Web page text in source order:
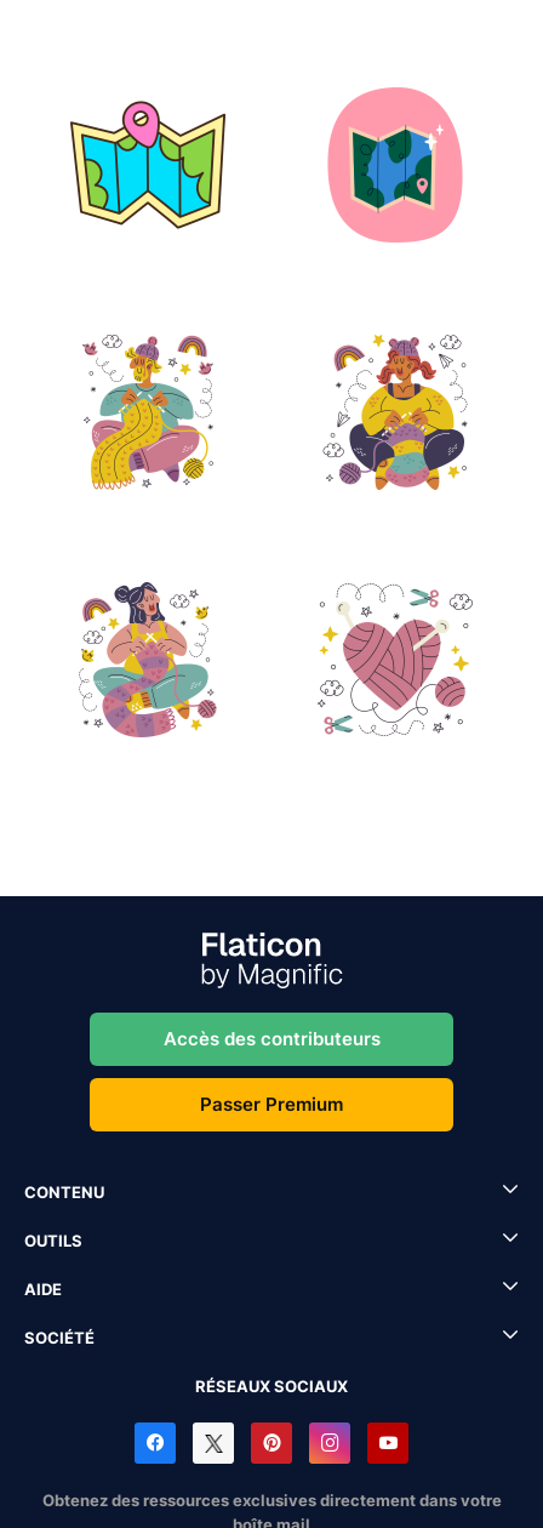
Accès des contributeurs
Passer Premium
CONTENU
OUTILS
AIDE
SOCIÉTÉ
RÉSEAUX SOCIAUX
Obtenez des ressources exclusives directement dans votre